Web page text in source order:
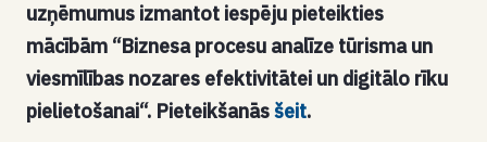
uzņēmumus izmantot iespēju pieteikties
mācībām “Biznesa procesu analīze tūrisma un
viesmīlības nozares efektivitātei un digitālo rīku
pielietošanai“. Pieteikšanāsšeit.